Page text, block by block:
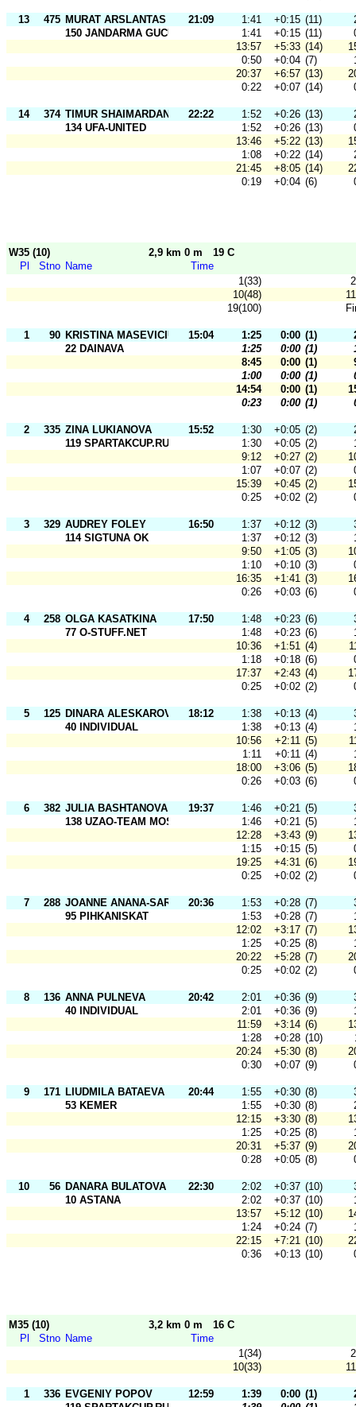
13 475 MURAT ARSLANTAS 21:09 1:41 +0:15 (11)
150 JANDARMA GUCU
1:41 +0:15 (11)
13:57
+5:33 (14)
0:50
+0:04 (7)
20:37
+6:57 (13)
0:22
+0:07 (14)
14 374 TIMUR SHAIMARDANOV 22:22 1:52 +0:26 (13)
134 UFA-UNITED
1:52 +0:26 (13)
13:46
+5:22 (13)
1:08
+0:22 (14)
21:45
+8:05 (14)
0:19
+0:04 (6)
W35 (10) 2,9 km 0 m
19 C
Pl
Stno Name
Time
1(33)
10(48)
19(100)
1 90 KRISTINA MASEVICIUTE 15:04 1:25 0:00 (1)
22 DAINAVA
1:25 0:00 (1)
8:45
0:00 (1)
1:00
0:00 (1)
14:54
0:00 (1)
0:23
0:00 (1)
2 335 ZINA LUKIANOVA 15:52 1:30 +0:05 (2)
119 SPARTAKCUP.RU
1:30 +0:05 (2)
9:12
+0:27 (2)
1:07
+0:07 (2)
15:39
+0:45 (2)
0:25
+0:02 (2)
3 329 AUDREY FOLEY 16:50 1:37 +0:12 (3)
114 SIGTUNA OK
1:37 +0:12 (3)
9:50
+1:05 (3)
1:10
+0:10 (3)
16:35
+1:41 (3)
0:26
+0:03 (6)
4 258 OLGA KASATKINA 17:50 1:48 +0:23 (6)
77 O-STUFF.NET
1:48 +0:23 (6)
10:36
+1:51 (4)
1:18
+0:18 (6)
17:37
+2:43 (4)
0:25
+0:02 (2)
5 125 DINARA ALESKAROVA 18:12 1:38 +0:13 (4)
40 INDIVIDUAL
1:38 +0:13 (4)
10:56
+2:11 (5)
1:11
+0:11 (4)
18:00
+3:06 (5)
0:26
+0:03 (6)
6 382 JULIA BASHTANOVA 19:37 1:46 +0:21 (5)
138 UZAO-TEAM MOSCOW
1:46 +0:21 (5)
12:28
+3:43 (9)
1:15
+0:15 (5)
19:25
+4:31 (6)
0:25
+0:02 (2)
7 288 JOANNE ANANA-SARANEN20:36 1:53 +0:28 (7)
95 PIHKANISKAT
1:53 +0:28 (7)
12:02
+3:17 (7)
1:25
+0:25 (8)
20:22
+5:28 (7)
0:25
+0:02 (2)
8 136 ANNA PULNEVA 20:42 2:01 +0:36 (9)
40 INDIVIDUAL
2:01 +0:36 (9)
11:59
+3:14 (6)
1:28
+0:28 (10)
20:24
+5:30 (8)
0:30
+0:07 (9)
9 171 LIUDMILA BATAEVA 20:44 1:55 +0:30 (8)
53 KEMER
1:55 +0:30 (8)
12:15
+3:30 (8)
1:25
+0:25 (8)
20:31
+5:37 (9)
0:28
+0:05 (8)
10 56 DANARA BULATOVA 22:30 2:02 +0:37 (10)
10 ASTANA
2:02 +0:37 (10)
13:57
+5:12 (10)
1:24
+0:24 (7)
22:15
+7:21 (10)
0:36
+0:13 (10)
M35 (10) 3,2 km 0 m
16 C
Pl
Stno Name
Time
1(34)
10(33)
1 336 EVGENIY POPOV 12:59 1:39 0:00 (1)